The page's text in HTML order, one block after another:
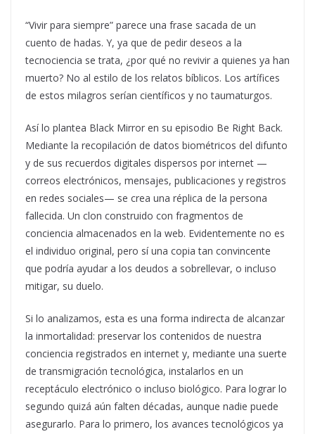
“Vivir para siempre” parece una frase sacada de un
cuento de hadas. Y, ya que de pedir deseos a la
tecnociencia se trata, ¿por qué no revivir a quienes ya han
muerto? No al estilo de los relatos bíblicos. Los artífices
de estos milagros serían científicos y no taumaturgos.
Así lo plantea Black Mirror en su episodio Be Right Back.
Mediante la recopilación de datos biométricos del difunto
y de sus recuerdos digitales dispersos por internet —
correos electrónicos, mensajes, publicaciones y registros
en redes sociales— se crea una réplica de la persona
fallecida. Un clon construido con fragmentos de
conciencia almacenados en la web. Evidentemente no es
el individuo original, pero sí una copia tan convincente
que podría ayudar a los deudos a sobrellevar, o incluso
mitigar, su duelo.
Si lo analizamos, esta es una forma indirecta de alcanzar
la inmortalidad: preservar los contenidos de nuestra
conciencia registrados en internet y, mediante una suerte
de transmigración tecnológica, instalarlos en un
receptáculo electrónico o incluso biológico. Para lograr lo
segundo quizá aún falten décadas, aunque nadie puede
asegurarlo. Para lo primero, los avances tecnológicos ya